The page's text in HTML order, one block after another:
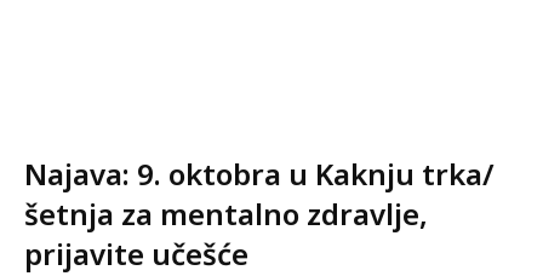
Najava: 9. oktobra u Kaknju trka/
šetnja za mentalno zdravlje,
prijavite učešće